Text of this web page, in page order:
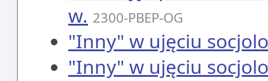
w. 2300-PBEP-OG
"Inny" w ujęciu
"Inny" w ujęciu